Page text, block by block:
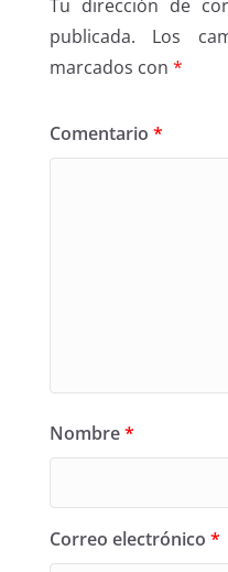
Tu dirección de
publicada.
Los
marcados con *
Comentario *
Nombre*
Correo electrónico *